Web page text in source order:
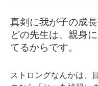
真剣に我が子の成
どの先生は、親身
てるからです。
ストロングなんかは、